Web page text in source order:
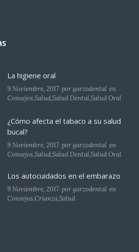
La higiene oral
9 Noviembre, 2017 porgarzodental en
Consejos,Salud,Salud Dental,Salud Oral
¿Cómo afecta el tabaco a su salud
bucal?
9 Noviembre, 2017 porgarzodental en
Consejos,Salud,Salud Dental,Salud Oral
Los autocuidados en el embarazo
9 Noviembre, 2017 porgarzodental en
Consejos,Crianza,Salud